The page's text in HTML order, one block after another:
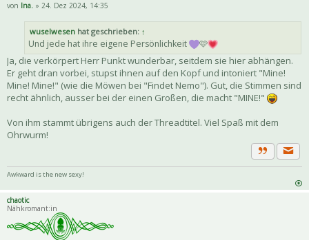
von Ina. » 24. Dez 2024, 14:35
wuselwesen hat geschrieben: ↑
Und jede hat ihre eigene Persönlichkeit 🩷
Ja, die verkörpert Herr Punkt wunderbar, seitdem sie hier abhängen.
Er geht dran vorbei, stupst ihnen auf den Kopf und intoniert "Mine!
Mine! Mine!" (wie die Möwen bei "Findet Nemo"). Gut, die Stimmen sind
recht ähnlich, ausser bei der einen Großen, die macht "MINE!"
Von ihm stammt übrigens auch der Threadtitel. Viel Spaß mit dem
Ohrwurm!
Zitat
Awkward is the new sexy!
chaotic
Nähkromant:in